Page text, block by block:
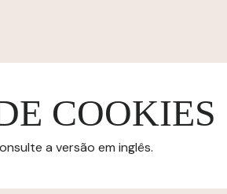
COOKIES
a versão em inglês.